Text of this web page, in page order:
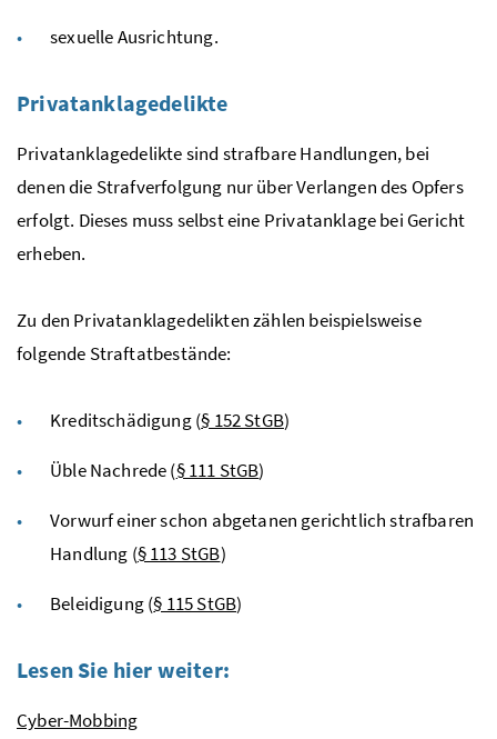
sexuelle Ausrichtung.
Privatanklagedelikte
Privatanklagedelikte sind strafbare Handlungen, bei
denen die Strafverfolgung nur über Verlangen des Opfers
erfolgt. Dieses muss selbst eine Privatanklage bei Gericht
erheben.
Zu den Privatanklagedelikten zählen beispielsweise
folgende Straftatbestände:
Kreditschädigung (§ 152 StGB)
Üble Nachrede (§ 111 StGB)
Vorwurf einer schon abgetanen gerichtlich strafbaren
Handlung (§ 113 StGB)
Beleidigung (§ 115 StGB)
Lesen Sie hier weiter:
Cyber-Mobbing